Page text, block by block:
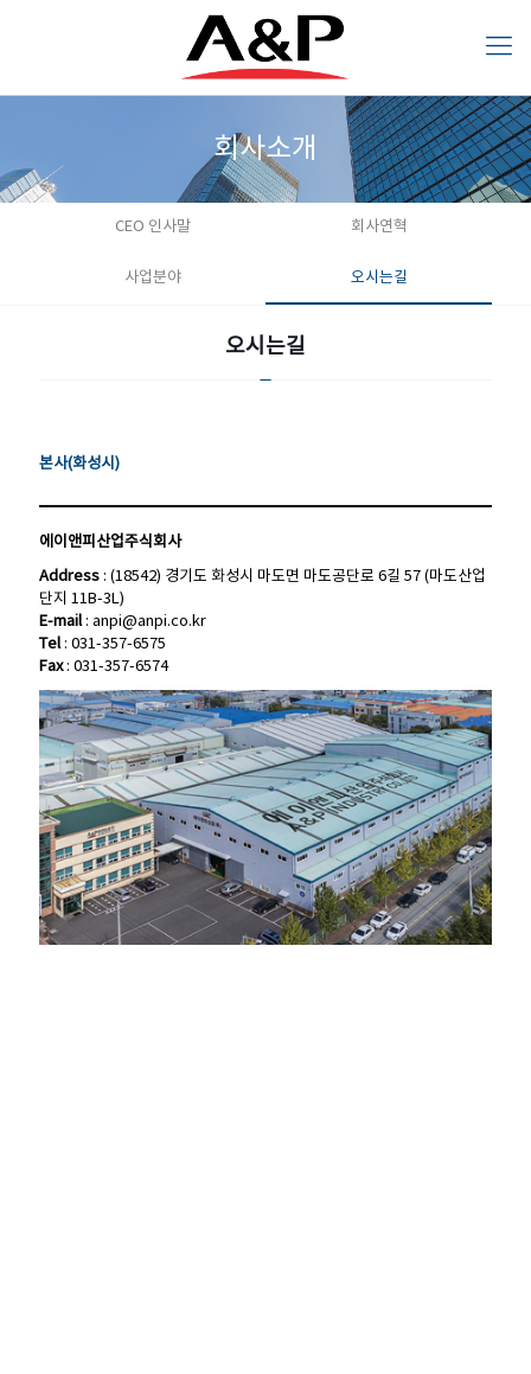
회사소개
CEO 인사말 회사연혁
사업분야 오시는길
오시는길
오시는길
본사(화성시)
에이앤피산업주식회사
Address : (18542) 경기도 화성시 마도면 마도공단로 6길 57 (마도산업
단지 11B-3L)
E-mail: anpi@anpi.co.kr
Tel: 031-357-6575
Fax: 031-357-6574
본사(화성시)
에이앤피산업주식회사
Address : (18542) 경기도 화성시 마도면 마도공단로 6길 57 (마도산업
단지 11B-3L)
E-mail: anpi@anpi.co.kr
Tel: 031-357-6575
Fax: 031-357-6574